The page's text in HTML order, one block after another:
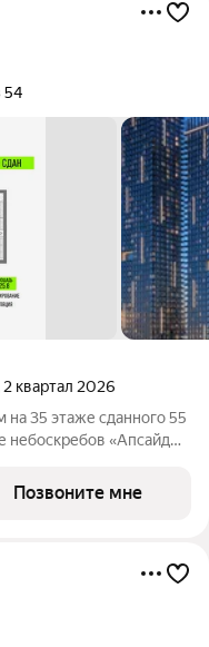
54
2 квартал 2026
35 этаже сданного 55
небоскребов «Апсайд
квартал строится в
Позвоните мне